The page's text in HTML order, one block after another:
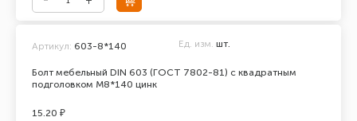
Болт мебельный DIN 603 (ГОСТ 7802-81) с квадратным
подголовком М8*140 цинк
Артикул: 603-8*140 Ед. изм. шт.
15.20 ₽